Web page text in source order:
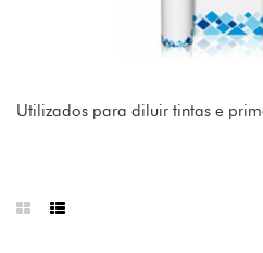
Utilizados para diluir tintas e